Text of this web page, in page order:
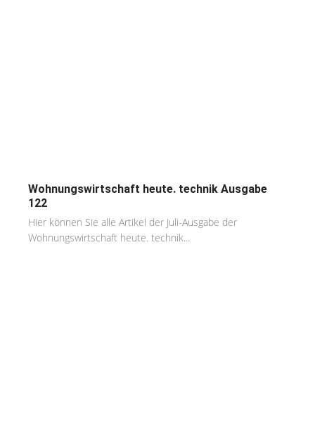
Wohnungswirtschaft heute. technik Ausgabe
122
Hier können Sie alle Artikel der Juli-Ausgabe der
Wohnungswirtschaft heute. technik...